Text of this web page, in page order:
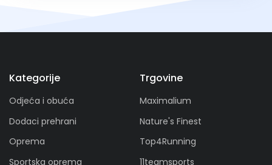
Kategorije
Odjeća i obuća
Dodaci prehrani
Oprema
Sportska oprema
Trgovine
Maximalium
Nature's Finest
Top4Running
11teamsports